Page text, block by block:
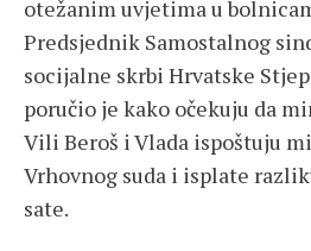
otežanim uvjetima u
Predsjednik Samostalnog
socijalne skrbi Hrvatske
poručio je kako očekuju da
Vili Beroš i Vlada ispoštuju
Vrhovnog suda i isplate
sate.